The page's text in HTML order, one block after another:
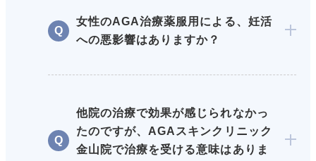
女性のAGA治療薬服用による、妊活
への悪影響はありますか？
他院の治療で効果が感じられなかっ
たのですが、AGAスキンクリニック
金山院で治療を受ける意味はありま